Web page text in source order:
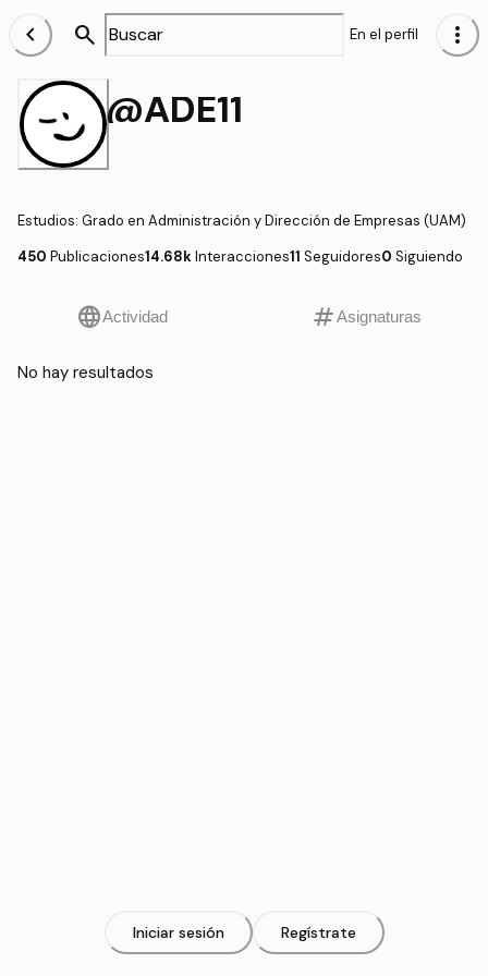
chevron_left search En el perfil more_vert
@ADE11
Estudios: Grado en Administración y Dirección de Empresas (UAM)
450 Publicaciones14.68kInteracciones11 Seguidores0 Siguiendo
languageActividad tagAsignaturas
No hay resultados
Iniciar sesión Regístrate